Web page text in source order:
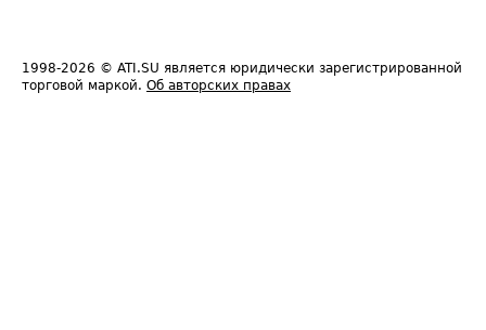
1998-2026 © ATI.SU является юридически зарегистрированной
торговой маркой. Об авторских правах